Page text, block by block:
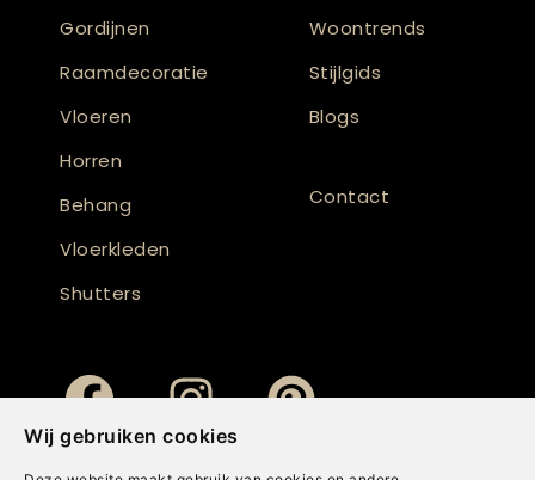
Wij gebruiken cookies
Gordijnen
Raamdecoratie
Vloeren
Horren
Behang
Vloerkleden
Shutters
Woontrends
Stijlgids
Blogs
Contact